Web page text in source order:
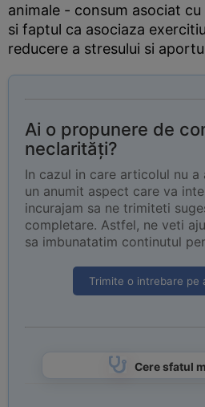
animale - consum asociat
si faptul ca asociaza
reducere a stresului si
Ai o propunere de
neclarități?
In cazul in care articolul nu
un anumit aspect care va
incurajam sa ne trimiteti
completare. Astfel, ne veti
sa imbunatatim continutul
Trimite o intrebare pe
Cere sfatul